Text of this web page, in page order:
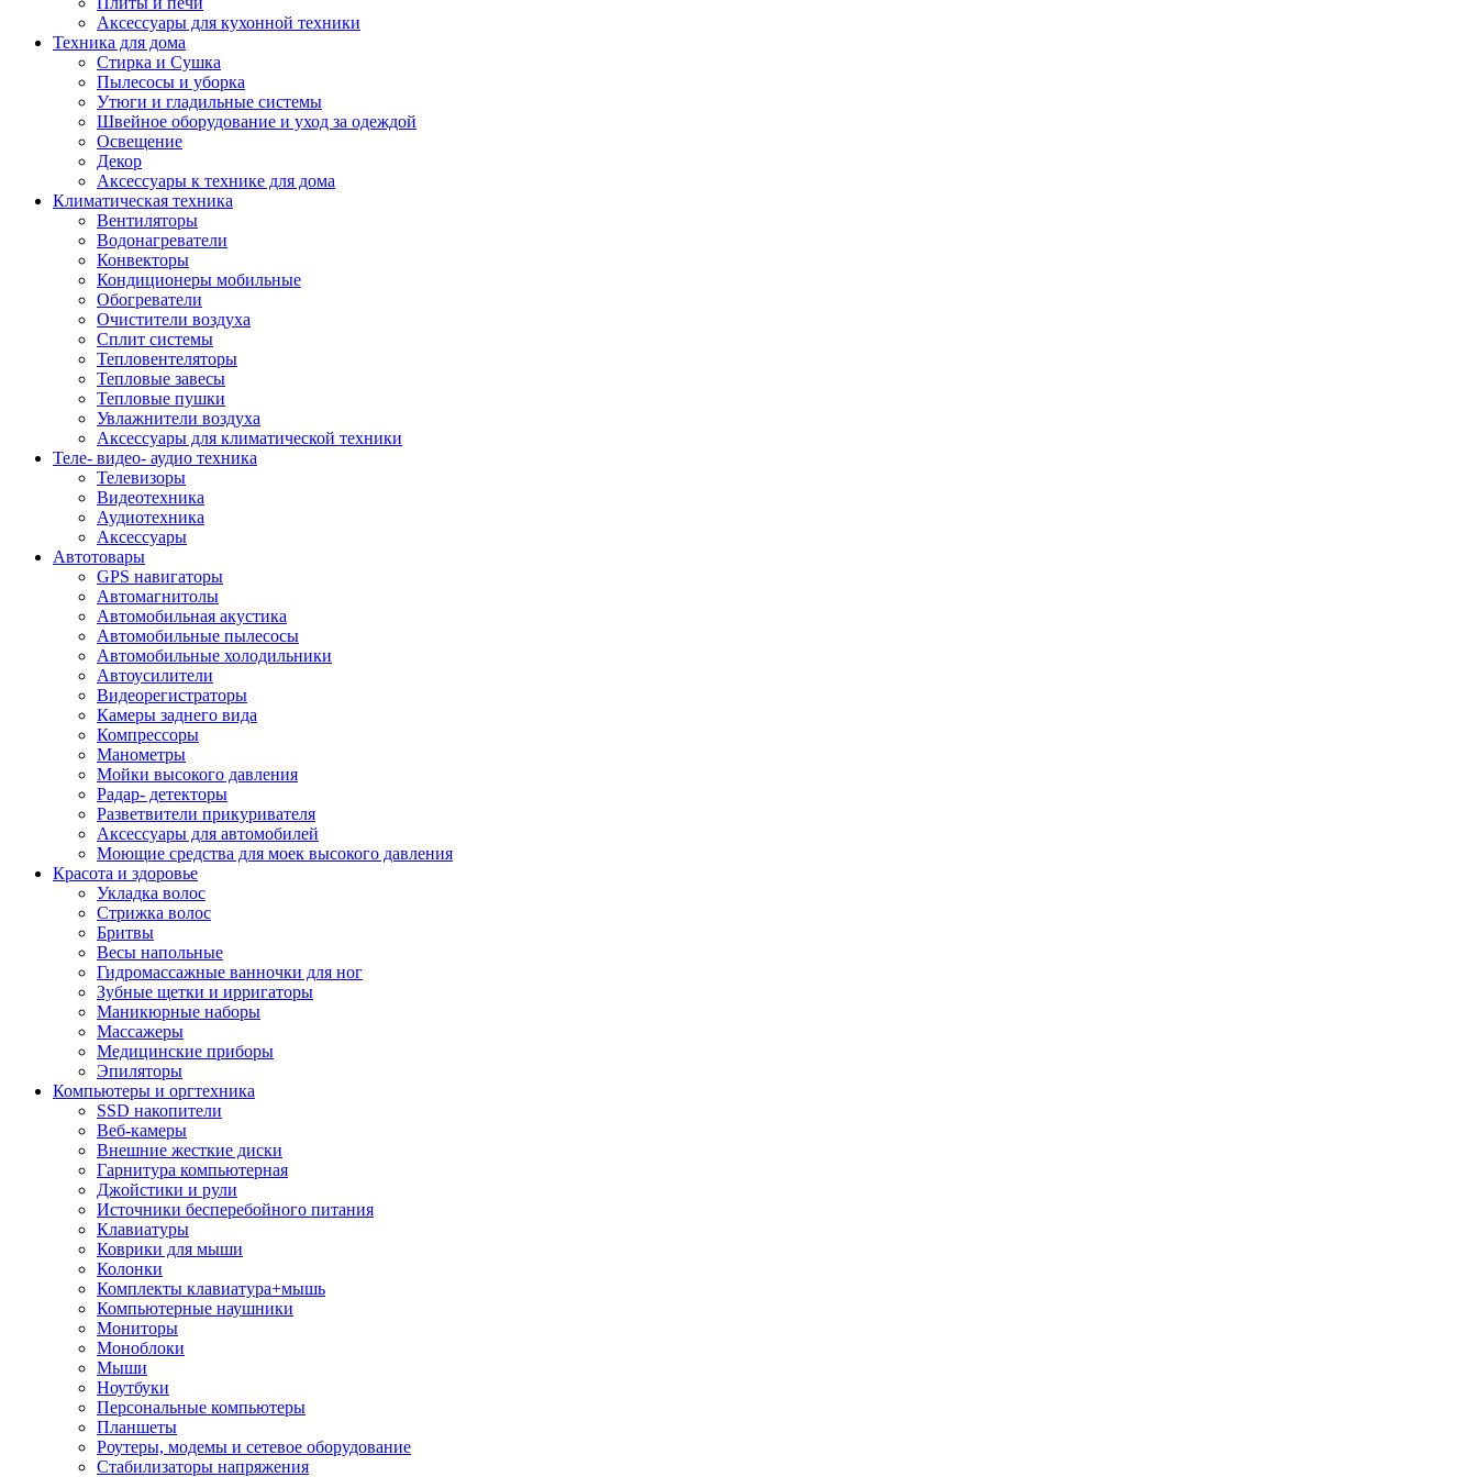
Аксессуары для кухонной техники
Техника для дома
Стирка и Сушка
Пылесосы и уборка
Утюги и гладильные системы
Швейное оборудование и уход за одеждой
Освещение
Декор
Аксессуары к технике для дома
Климатическая техника
Вентиляторы
Водонагреватели
Конвекторы
Кондиционеры мобильные
Обогреватели
Очистители воздуха
Сплит системы
Тепловентеляторы
Тепловые завесы
Тепловые пушки
Увлажнители воздуха
Аксессуары для климатической техники
Теле- видео- аудио техника
Телевизоры
Видеотехника
Аудиотехника
Аксессуары
Автотовары
GPS навигаторы
Автомагнитолы
Автомобильная акустика
Автомобильные пылесосы
Автомобильные холодильники
Автоусилители
Видеорегистраторы
Камеры заднего вида
Компрессоры
Манометры
Мойки высокого давления
Радар- детекторы
Разветвители прикуривателя
Аксессуары для автомобилей
Моющие средства для моек высокого давления
Красота и здоровье
Укладка волос
Стрижка волос
Бритвы
Весы напольные
Гидромассажные ванночки для ног
Зубные щетки и ирригаторы
Маникюрные наборы
Массажеры
Медицинские приборы
Эпиляторы
Компьютеры и оргтехника
SSD накопители
Веб-камеры
Внешние жесткие диски
Гарнитура компьютерная
Джойстики и рули
Источники бесперебойного питания
Клавиатуры
Коврики для мыши
Колонки
Комплекты клавиатура+мышь
Компьютерные наушники
Мониторы
Моноблоки
Мыши
Ноутбуки
Персональные компьютеры
Планшеты
Роутеры, модемы и сетевое оборудование
Стабилизаторы напряжения